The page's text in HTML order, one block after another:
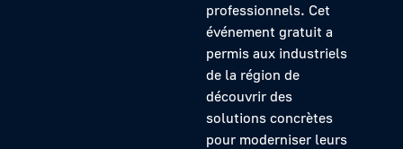
professionnels. Cet
événement gratuit a
permis aux industriels
de la région de
découvrir des
solutions concrètes
pour moderniser leurs